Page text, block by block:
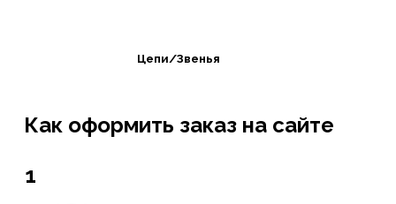
Цепи/Звенья
Как оформить заказ на сайте
1